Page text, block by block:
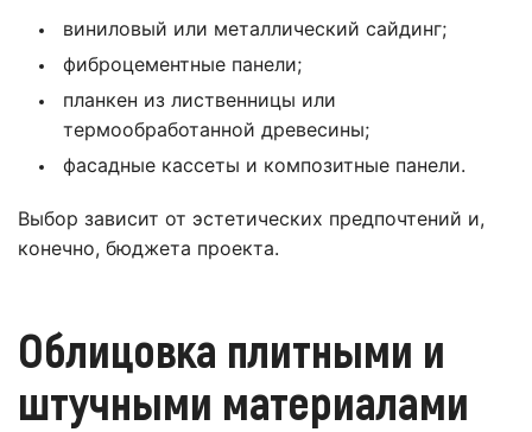
виниловый или металлический сайдинг;
фиброцементные панели;
планкен из лиственницы или
термообработанной древесины;
фасадные кассеты и композитные панели.
Выбор зависит от эстетических предпочтений и,
конечно, бюджета проекта.
Облицовка плитными и
штучными материалами